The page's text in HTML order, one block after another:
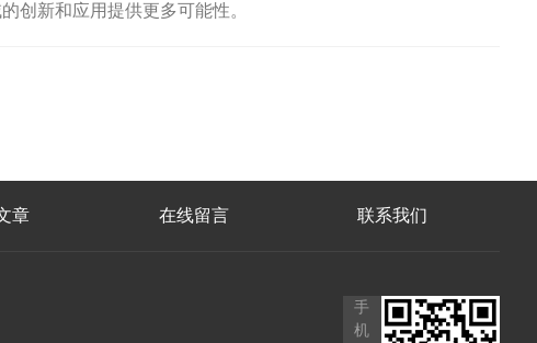
创新和应用提供更多可能性。
章 在线留言 联系我们
手
机